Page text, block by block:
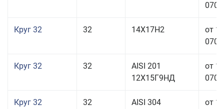
Круг 32 32 14Х17Н2
от
Круг 32 32
AISI 201
12Х15Г9НД
от
Круг 32 32
AISI 304
от